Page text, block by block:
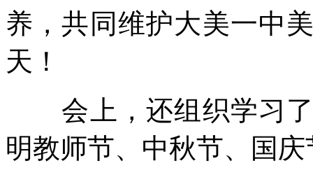
养，共同维护大美一中
天！
会上，还组织学习了
明教师节、中秋节、国